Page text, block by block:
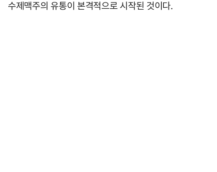
수제맥주의 유통이 본격적으로 시작된 것이다.